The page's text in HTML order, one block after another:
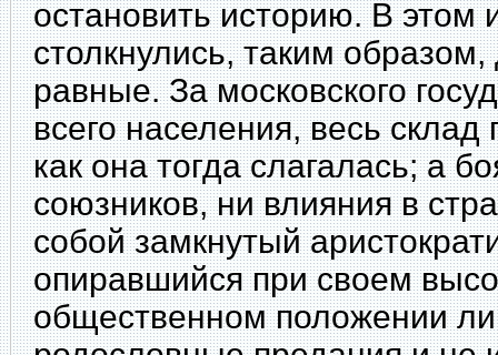
остановить историю. В этом
столкнулись, таким
равные. За московского
всего населения, весь склад
как она тогда слагалась; а
союзников, ни влияния в
собой замкнутый
опиравшийся при своем
общественном положении